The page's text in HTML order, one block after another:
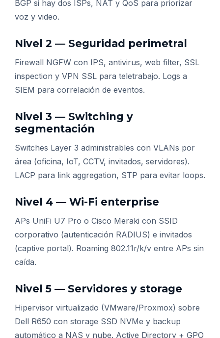
BGP si hay dos ISPs, NAT y QoS para priorizar
voz y video.
Nivel 2 — Seguridad perimetral
Firewall NGFW con IPS, antivirus, web filter, SSL
inspection y VPN SSL para teletrabajo. Logs a
SIEM para correlación de eventos.
Nivel 3 — Switching y
segmentación
Switches Layer 3 administrables con VLANs por
área (oficina, IoT, CCTV, invitados, servidores).
LACP para link aggregation, STP para evitar loops.
Nivel 4 — Wi-Fi enterprise
APs UniFi U7 Pro o Cisco Meraki con SSID
corporativo (autenticación RADIUS) e invitados
(captive portal). Roaming 802.11r/k/v entre APs sin
caída.
Nivel 5 — Servidores y storage
Hipervisor virtualizado (VMware/Proxmox) sobre
Dell R650 con storage SSD NVMe y backup
automático a NAS y nube. Active Directory + GPO